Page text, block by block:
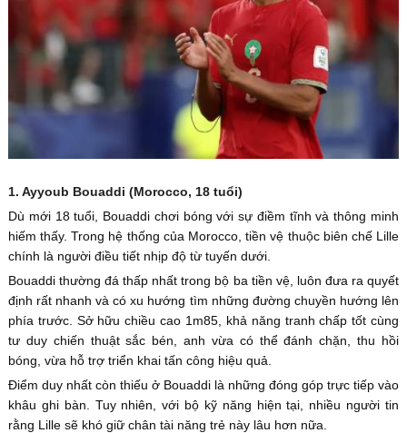
1. Ayyoub Bouaddi (Morocco, 18 tuổi)
Dù mới 18 tuổi, Bouaddi chơi bóng với sự điềm tĩnh và thông minh
hiếm thấy. Trong hệ thống của Morocco, tiền vệ thuộc biên chế Lille
chính là người điều tiết nhịp độ từ tuyến dưới.
Bouaddi thường đá thấp nhất trong bộ ba tiền vệ, luôn đưa ra quyết
định rất nhanh và có xu hướng tìm những đường chuyền hướng lên
phía trước. Sở hữu chiều cao 1m85, khả năng tranh chấp tốt cùng
tư duy chiến thuật sắc bén, anh vừa có thể đánh chặn, thu hồi
bóng, vừa hỗ trợ triển khai tấn công hiệu quả.
Điểm duy nhất còn thiếu ở Bouaddi là những đóng góp trực tiếp vào
khâu ghi bàn. Tuy nhiên, với bộ kỹ năng hiện tại, nhiều người tin
rằng Lille sẽ khó giữ chân tài năng trẻ này lâu hơn nữa.